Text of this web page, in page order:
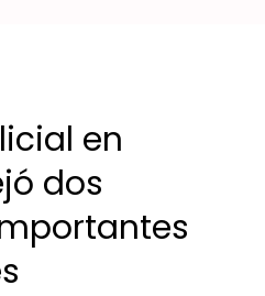
en
dos